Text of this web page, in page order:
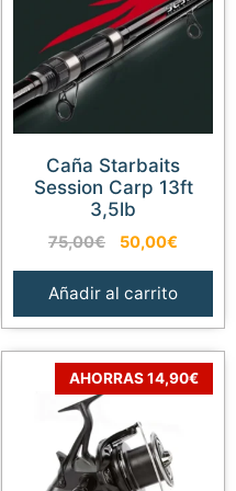
Caña Starbaits
Session Carp 13ft
3,5lb
75,00€
El
original
75,00€.
50,00€
Añadir al carrito
AHORRAS 14,90€